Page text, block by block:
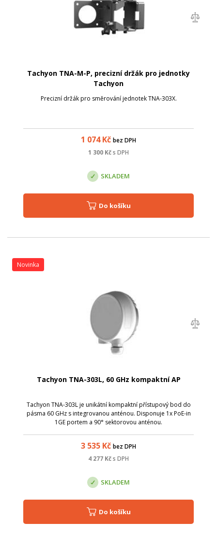
Tachyon TNA-M-P, precizní držák pro jednotky
Tachyon
Precizní držák pro směrování jednotek TNA-303X.
1 074Kč bez DPH
1 300 Kčs DPH
SKLADEM
Do košíku
Tachyon TNA-303L, 60 GHz kompaktní AP
Tachyon TNA-303L je unikátní kompaktní přístupový bod do
pásma 60 GHz s integrovanou anténou. Disponuje 1x PoE-in
1GE portem a 90° sektorovou anténou.
3 535 Kč bez DPH
4 277 Kčs DPH
Novinka
SKLADEM
Do košíku